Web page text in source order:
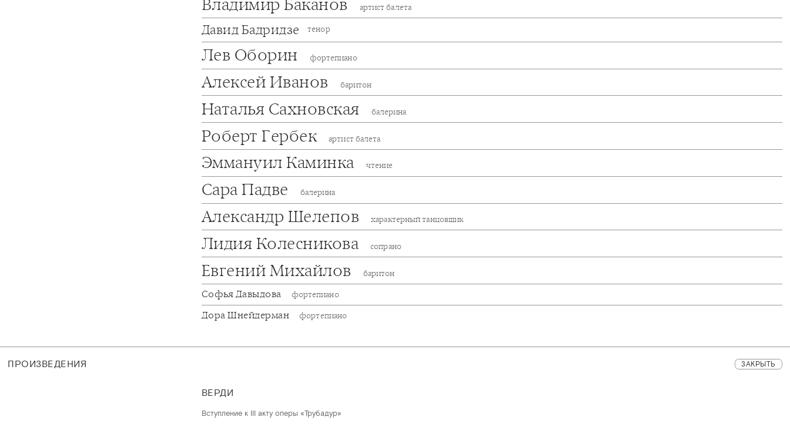
Владимир Баканов артист балета
Давид Бадридзе тенор
Лев Оборин фортепиано
Алексей Иванов баритон
Наталья Сахновская балерина
Роберт Гербек артист балета
Эммануил Каминка чтение
Сара Падве балерина
Александр Шелепов характерный танцовщик
Лидия Колесникова сопрано
Евгений Михайлов баритон
Софья Давыдова фортепиано
Дора Шнейдерман фортепиано
ПРОИЗВЕДЕНИЯ ЗАКРЫТЬ
ВЕРДИ
Вступление к III акту оперы «Трубадур»